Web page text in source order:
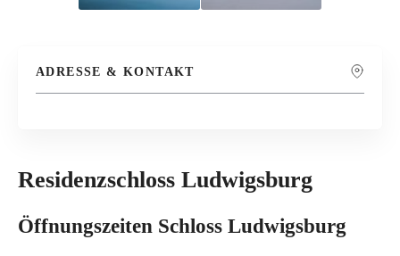
ADRESSE & KONTAKT
Residenzschloss Ludwigsburg
Öffnungszeiten Schloss Ludwigsburg